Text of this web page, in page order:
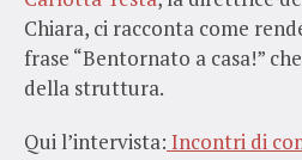
Chiara, ci racconta come
frase “Bentornato a casa!”
della struttura.
Qui l’intervista: Incontri di